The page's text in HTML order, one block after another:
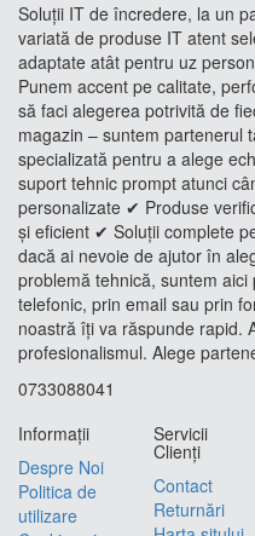
Soluții IT de încredere, la un
variată de produse IT atent
adaptate atât pentru uz
Punem accent pe calitate,
să faci alegerea potrivită de
magazin – suntem partenerul
specializată pentru a alege
suport tehnic prompt atunci
personalizate ✔ Produse
și eficient ✔ Soluții complete
dacă ai nevoie de ajutor în
problemă tehnică, suntem
telefonic, prin email sau prin
noastră îți va răspunde rapid.
profesionalismul. Alege
0733088041
Informaţii
Despre Noi
Politica de
utilizare
Servicii
Clienţi
Contact
Returnări